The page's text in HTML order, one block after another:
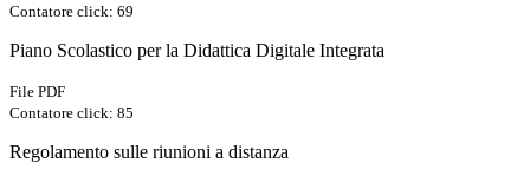
Contatore click: 69
Piano Scolastico per la Didattica Digitale Integrata
File PDF
Contatore click: 85
Regolamento sulle riunioni a distanza